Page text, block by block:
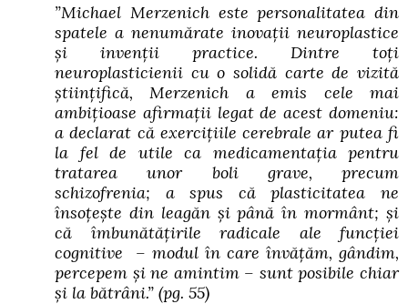
”Michael Merzenich este personalitatea din
spatele a nenumărate inovații neuroplastice
și invenții practice. Dintre toți
neuroplasticienii cu o solidă carte de vizită
științifică, Merzenich a emis cele mai
ambițioase afirmații legat de acest domeniu:
a declarat că exercițiile cerebrale ar putea fi
la fel de utile ca medicamentația pentru
tratarea unor boli grave, precum
schizofrenia; a spus că plasticitatea ne
însoțește din leagăn și până în mormânt; și
că îmbunătățirile radicale ale funcției
cognitive – modul în care învățăm, gândim,
percepem și ne amintim – sunt posibile chiar
și la bătrâni.” (pg. 55)